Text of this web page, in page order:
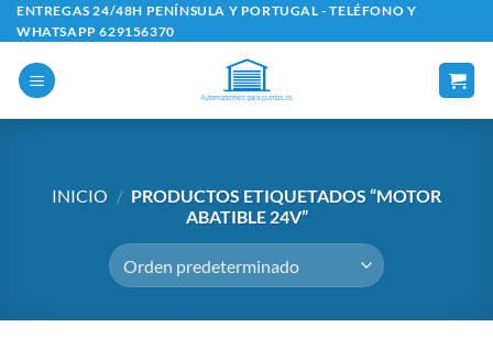
Saltar
al
contenido
ENTREGAS 24/48H PENÍNSULA Y PORTUGAL - TELÉFONO Y
WHATSAPP 629156370
INICIO / PRODUCTOS ETIQUETADOS “MOTOR
ABATIBLE 24V”